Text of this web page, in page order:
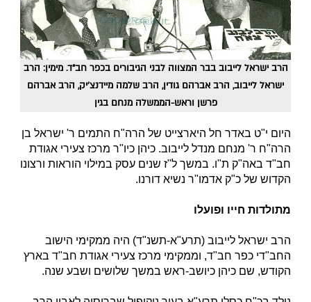
הרב ישראל לייבוב בבר המצווה לבני הגיבורים בכפר חב"ד. מימין: הרב
ישראל לייבוב, הרב אברהם גודין, הרב שלמה מיידנצ'יק, הרב אברהם
פרשן וראש-הממשלה מנחם בגין
היום י"ט באדר חל היארצייט של הרה"ח התמים ר' ישראל בן
הרה"ח ר' מנחם מנדל לייבוב. כיהן כיו"ר מרכז צעירי אגודת
חב"ד באה"ק ת"ו. במשך ל"ז שנים עסק במילוי הוראות ורצונו
הקדוש של כ"ק אדמו"ר נשיא דורנו.
מתולדות חייו ופועלו
הרב ישראל לייבוב (תרע"א-תשנ"ד) היה ממקימי הישוב
החב"די כפר חב"ד, וממקימי מרכז צעירי אגודת חב"ד בארץ
הקודש, שם כיהן כיושב-ראש במשך שלושים ושבע שנה.